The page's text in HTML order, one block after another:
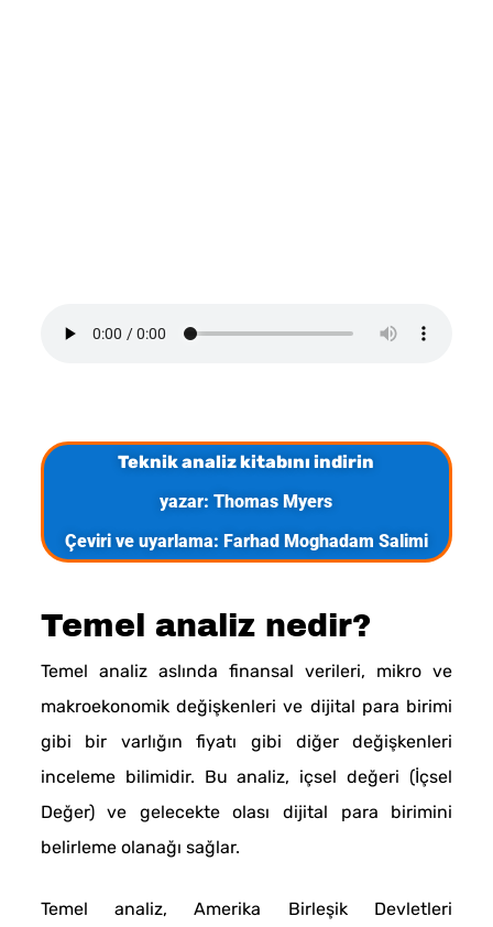
Teknik analiz kitabını indirin
yazar: Thomas Myers
Çeviri ve uyarlama: Farhad Moghadam Salimi
Temel analiz nedir?
Temel analiz aslında finansal verileri, mikro ve
makroekonomik değişkenleri ve dijital para birimi
gibi bir varlığın fiyatı gibi diğer değişkenleri
inceleme bilimidir. Bu analiz, içsel değeri (İçsel
Değer) ve gelecekte olası dijital para birimini
belirleme olanağı sağlar.
Temel analiz, Amerika Birleşik Devletleri